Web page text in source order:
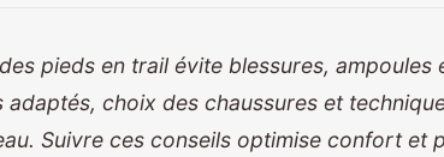
pieds en trail évite blessures, ampoules
adaptés, choix des chaussures et
Suivre ces conseils optimise confort et